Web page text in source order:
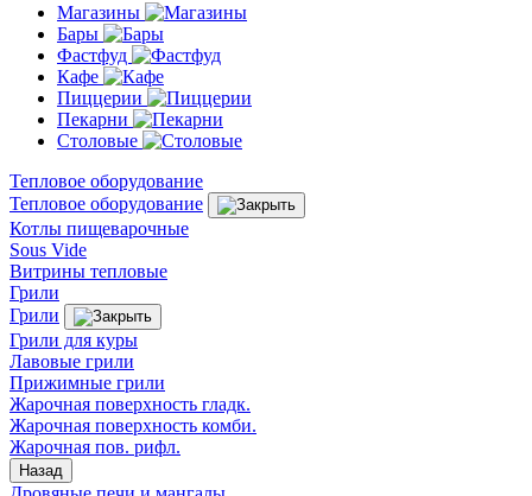
Магазины
Бары
Фастфуд
Кафе
Пиццерии
Пекарни
Столовые
Тепловое оборудование
Тепловое оборудование
Котлы пищеварочные
Sous Vide
Витрины тепловые
Грили
Грили
Грили для куры
Лавовые грили
Прижимные грили
Жарочная поверхность гладк.
Жарочная поверхность комби.
Жарочная пов. рифл.
Назад